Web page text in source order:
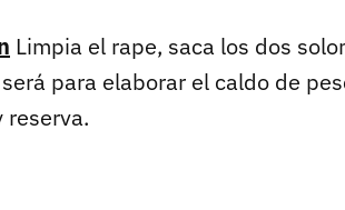
Limpia el rape, saca los dos
para elaborar el caldo de
reserva.